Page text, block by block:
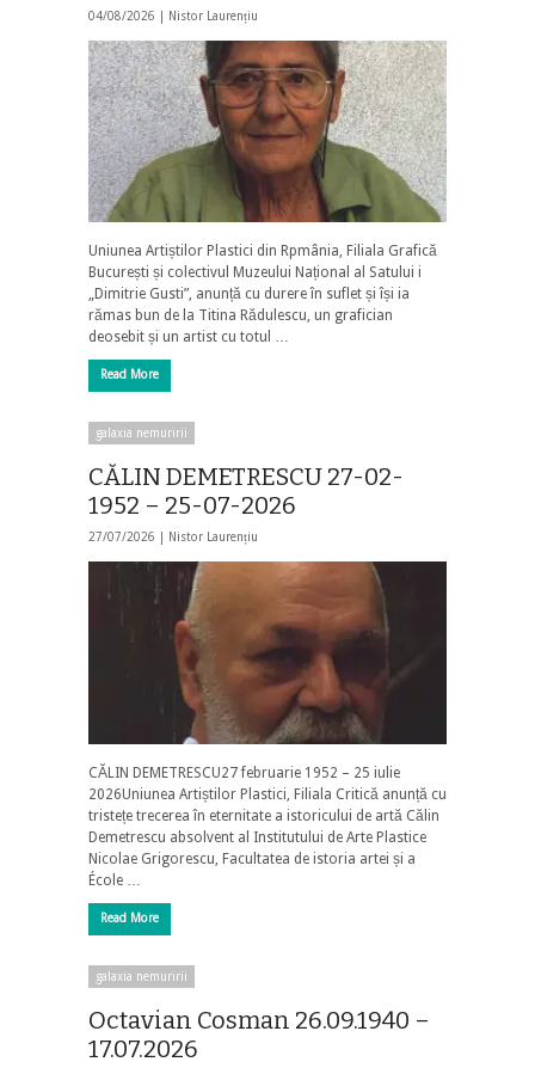
04/08/2026 | Nistor Laurențiu
Uniunea Artiștilor Plastici din Rpmânia, Filiala Grafică
București și colectivul Muzeului Național al Satului i
„Dimitrie Gusti”, anunță cu durere în suflet și își ia
rămas bun de la Titina Rădulescu, un grafician
deosebit și un artist cu totul …
Read More
galaxia nemuririi
CĂLIN DEMETRESCU 27-02-
1952 – 25-07-2026
27/07/2026 | Nistor Laurențiu
CĂLIN DEMETRESCU27 februarie 1952 – 25 iulie
2026Uniunea Artiștilor Plastici, Filiala Critică anunță cu
tristețe trecerea în eternitate a istoricului de artă Călin
Demetrescu absolvent al Institutului de Arte Plastice
Nicolae Grigorescu, Facultatea de istoria artei și a
École …
Read More
galaxia nemuririi
Octavian Cosman 26.09.1940 –
17.07.2026